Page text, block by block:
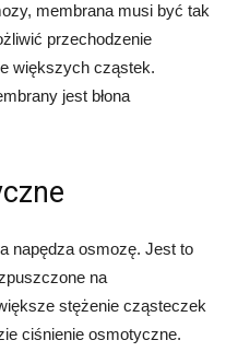
membrana musi być tak
przechodzenie
większych cząstek.
jest błona
napędza osmozę. Jest to
na
stężenie cząsteczek
ciśnienie osmotyczne.